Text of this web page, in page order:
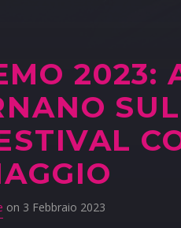
2023:
on 3 Febbraio 2023